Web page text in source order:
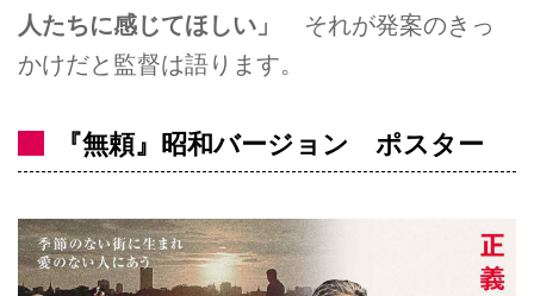
人たちに感じてほしい」
それが発案のきっ
かけだと監督は語ります。
『無頼』昭和バージョン ポスター